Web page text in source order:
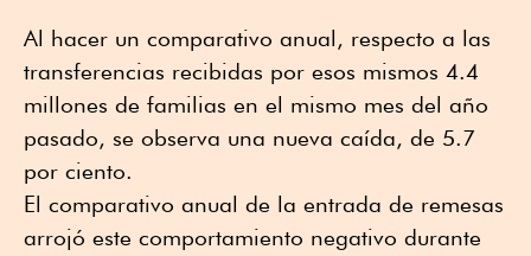
Al hacer un comparativo anual, respecto a las
transferencias recibidas por esos mismos 4.4
millones de familias en el mismo mes del año
pasado, se observa una nueva caída, de 5.7
por ciento.
El comparativo anual de la entrada de remesas
arrojó este comportamiento negativo durante